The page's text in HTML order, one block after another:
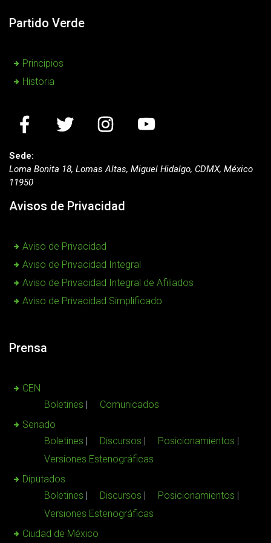
Partido Verde
Principios
Historia
Sede:
Loma Bonita 18, Lomas Altas, Miguel Hidalgo, CDMX, México
11950
Avisos de Privacidad
Aviso de Privacidad
Aviso de Privacidad Integral
Aviso de Privacidad Integral de Afiliados
Aviso de Privacidad Simplificado
Prensa
CEN
Boletines
Comunicados
Senado
Boletines
Discursos
Posicionamientos
Versiones Estenográficas
Diputados
Boletines
Discursos
Posicionamientos
Versiones Estenográficas
Ciudad de México